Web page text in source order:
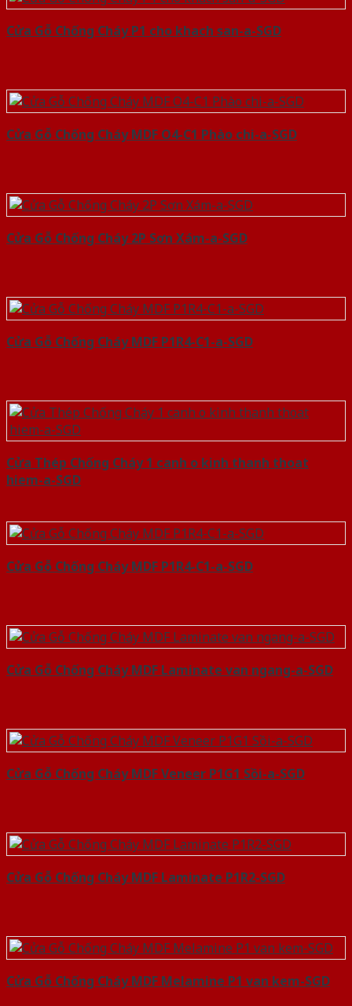
Cửa Gỗ Chống Cháy P1 cho khach san-a-SGD
Cửa Gỗ Chống Cháy MDF O4-C1 Phào chi-a-SGD
Cửa Gỗ Chống Cháy 2P Sơn Xám-a-SGD
Cửa Gỗ Chống Cháy MDF P1R4-C1-a-SGD
Cửa Thép Chống Cháy 1 canh o kinh thanh thoat
hiem-a-SGD
Cửa Gỗ Chống Cháy MDF P1R4-C1-a-SGD
Cửa Gỗ Chống Cháy MDF Laminate van ngang-a-SGD
Cửa Gỗ Chống Cháy MDF Veneer P1G1 Sồi-a-SGD
Cửa Gỗ Chống Cháy MDF Laminate P1R2-SGD
Cửa Gỗ Chống Cháy MDF Melamine P1 van kem-SGD